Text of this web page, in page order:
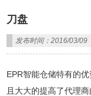
刀盘
发布时间：2016/03/09
EPR智能仓储特有的
且大大的提高了代理